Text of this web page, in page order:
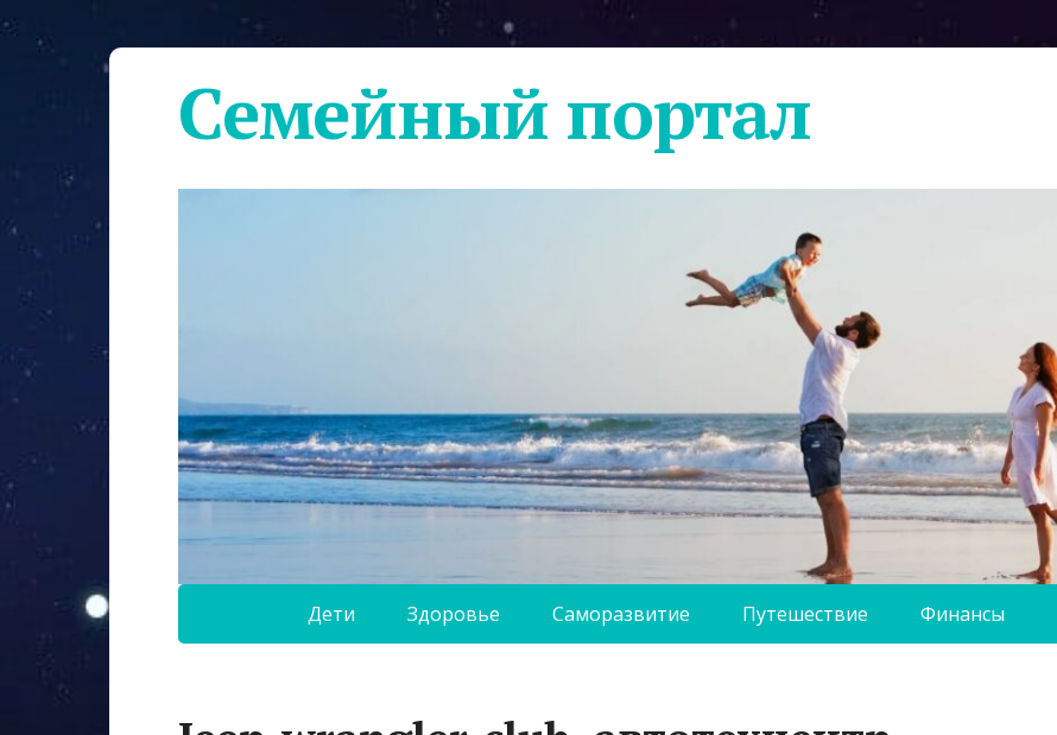
Семейный портал
Дети Здоровье Саморазвитие Путешествие Финансы